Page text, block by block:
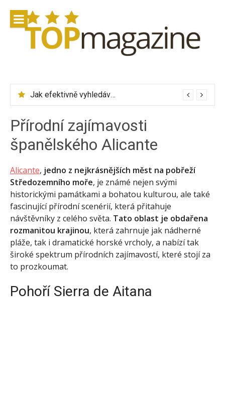
obsah
Jak efektivně vyhledávat letenky přes Skyscanner
Zalando Lounge – značkové oblečení se slevou až 75 %
Přírodní zajímavosti
španělského Alicante
Alicante, jedno z nejkrásnějších měst na pobřeží
Středozemního moře, je známé nejen svými
historickými památkami a bohatou kulturou, ale také
fascinující přírodní scenérií, která přitahuje
návštěvníky z celého světa. Tato oblast je obdařena
rozmanitou krajinou, která zahrnuje jak nádherné
pláže, tak i dramatické horské vrcholy, a nabízí tak
široké spektrum přírodních zajímavostí, které stojí za
to prozkoumat.
Pohoří Sierra de Aitana